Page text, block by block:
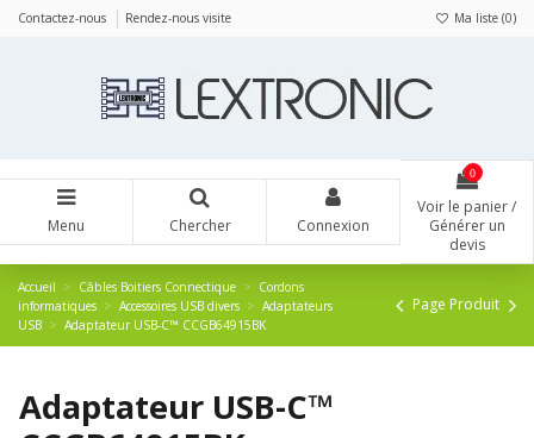
Contactez-nous Rendez-nous visite Ma liste (0)
Menu Chercher Connexion
0
Voir le panier /
Générer un
devis
Accueil Câbles Boitiers Connectique
Cordons
informatiques
Accessoires USB divers
Adaptateurs
USB
Adaptateur USB-C™ CCGB64915BK
Page Produit
Adaptateur USB-C™
Panneau de gestion des cookies